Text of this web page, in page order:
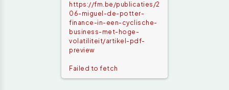
https://fm.be/publicaties/2
06-miguel-de-potter-
finance-in-een-cyclische-
business-met-hoge-
volatiliteit/artikel-pdf-
preview
Failed to fetch